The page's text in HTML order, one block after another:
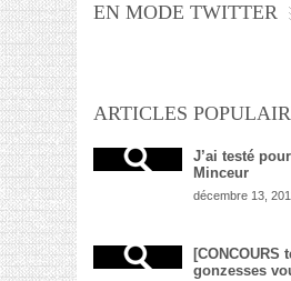
EN MODE TWITTER
ARTICLES
J’ai testé
Minceur
décembre 13,
[CONCOURS
gonzesses